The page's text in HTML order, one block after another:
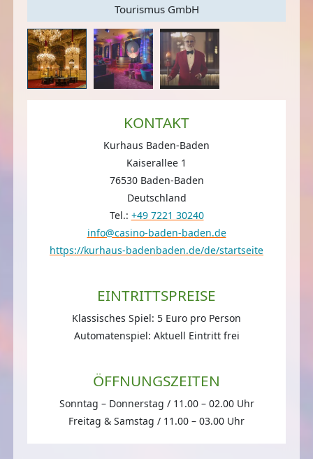
Tourismus GmbH
KONTAKT
Kurhaus Baden-Baden
Kaiserallee 1
76530 Baden-Baden
Deutschland
Tel.: +49 7221 30240
info@casino-baden-baden.de
https://kurhaus-badenbaden.de/de/startseite
EINTRITTSPREISE
Klassisches Spiel: 5 Euro pro Person
Automatenspiel: Aktuell Eintritt frei
ÖFFNUNGSZEITEN
Sonntag – Donnerstag / 11.00 – 02.00 Uhr
Freitag & Samstag / 11.00 – 03.00 Uhr